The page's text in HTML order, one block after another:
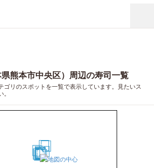
熊本市中央区）周辺の寿司一覧
ゴリのスポットを一覧で表示しています。見たいス
1
2
3
4
5
6
7
8
9
10
11
12
13
1415
16
17
18
19
20